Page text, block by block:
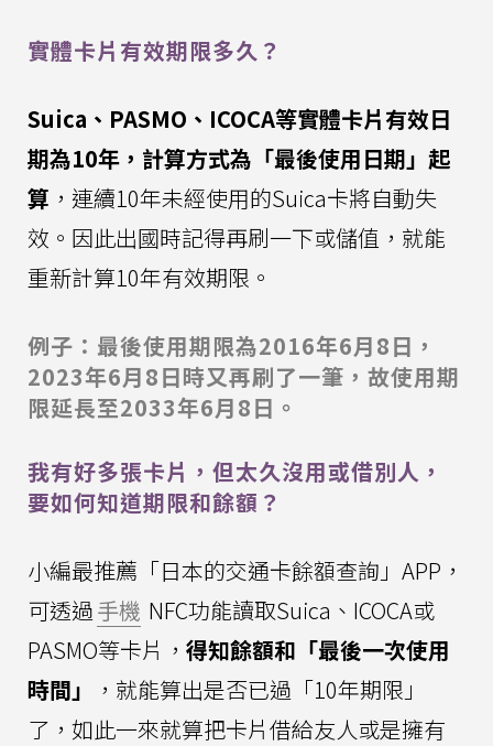
實體卡片有效期限多久？
Suica、PASMO、ICOCA等實體卡片有效日
期為10年，計算方式為「最後使用日期」起
算 ，連續10年未經使用的Suica卡將自動失
效。因此出國時記得再刷一下或儲值，就能
重新計算10年有效期限。
例子：最後使用期限為2016年6月8日，
2023年6月8日時又再刷了一筆，故使用期
限延長至2033年6月8日。
我有好多張卡片，但太久沒用或借別人，
要如何知道期限和餘額？
小編最推薦「日本的交通卡餘額查詢」APP，
可透過手機 NFC功能讀取Suica、ICOCA或
PASMO等卡片， 得知餘額和「最後一次使用
時間」
，就能算出是否已過「10年期限」
了，如此一來就算把卡片借給友人或是擁有